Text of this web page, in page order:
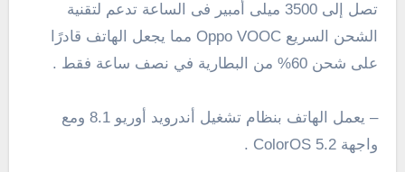
تصل إلى 3500 ميلى أمبير فى الساعة تدعم لتقنية
الشحن السريع Oppo VOOC مما يجعل الهاتف قادرًا
على شحن 60% من البطارية في نصف ساعة فقط .
– يعمل الهاتف بنظام تشغيل أندرويد أوريو 8.1 ومع
واجهة ColorOS 5.2 .